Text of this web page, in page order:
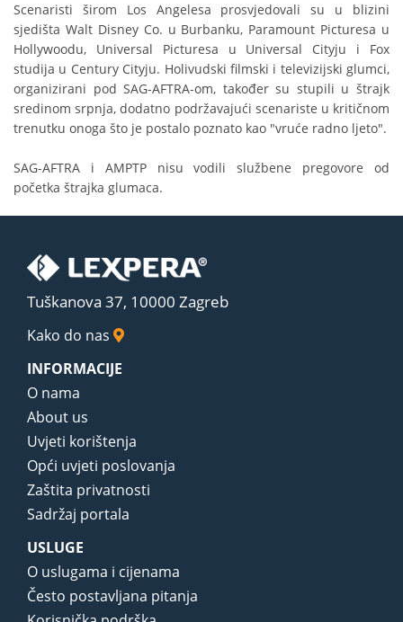
Scenaristi širom Los Angelesa prosvjedovali su u blizini
sjedišta Walt Disney Co. u Burbanku, Paramount Picturesa u
Hollywoodu, Universal Picturesa u Universal Cityju i Fox
studija u Century Cityju. Holivudski filmski i televizijski glumci,
organizirani pod SAG-AFTRA-om, također su stupili u štrajk
sredinom srpnja, dodatno podržavajući scenariste u kritičnom
trenutku onoga što je postalo poznato kao "vruće radno ljeto".
SAG-AFTRA i AMPTP nisu vodili službene pregovore od
početka štrajka glumaca.
Tuškanova 37, 10000 Zagreb
Kako do nas
INFORMACIJE
O nama
About us
Uvjeti korištenja
Opći uvjeti poslovanja
Zaštita privatnosti
Sadržaj portala
USLUGE
O uslugama i cijenama
Često postavljana pitanja